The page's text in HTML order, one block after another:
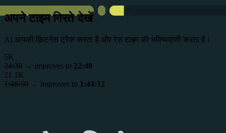
अपने टाइम गिरते देखें
AI आपकी फ़िटनेस ट्रैक करता है और रेस टाइम की भविष्यवाणी करता है।
5K
24:30 → improves to 22:48
21.1K
1:48:50 → improves to 1:44:12